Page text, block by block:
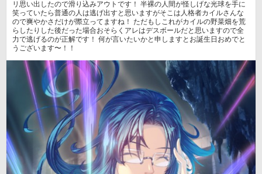
リ思い出したので滑り込みアウトです！ 半裸の人間が怪しげな光球を手に
笑っていたら普通の人は逃げ出すと思いますがそこは人格者カイルさんな
ので爽やかさだけが際立ってますね！ ただもしこれがカイルの野菜畑を荒
らしたりした後だった場合おそらくアレはデスボールだと思いますので全
力で逃げるのが正解です！ 何が言いたいかと申しますとお誕生日おめでと
うございます〜！！